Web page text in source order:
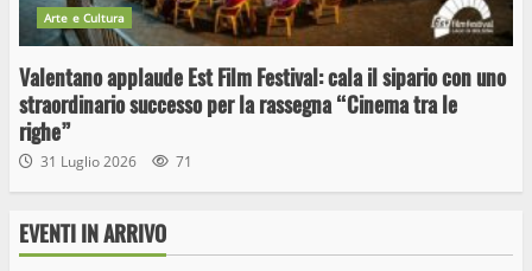
Arte e Cultura
Valentano applaude Est Film Festival: cala il sipario con uno
straordinario successo per la rassegna “Cinema tra le
righe”
31 Luglio 2026 71
EVENTI IN ARRIVO
9 Maggio 2023